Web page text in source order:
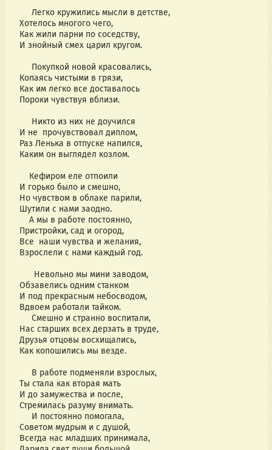
Легко кружились мысли в детстве,
Хотелось многого чего,
Как жили парни по соседству,
И знойный смех царил кругом.
Покупкой новой красовались,
Копаясь чистыми в грязи,
Как им легко все доставалось
Пороки чувствуя вблизи.
Никто из них не доучился
И не прочувствовал диплом,
Раз Ленька в отпуске напился,
Каким он выглядел козлом.
Кефиром еле отпоили
И горько было и смешно,
Но чувством в облаке парили,
Шутили с нами заодно.
А мы в работе постоянно,
Пристройки, сад и огород,
Все наши чувства и желания,
Взрослели с нами каждый год.
Невольно мы мини заводом,
Обзавелись одним станком
И под прекрасным небосводом,
Вдвоем работали тайком.
Смешно и странно воспитали,
Нас старших всех дерзать в труде,
Друзья отцовы восхищались,
Как копошились мы везде.
В работе подменяли взрослых,
Ты стала как вторая мать
И до замужества и после,
Стремилась разуму внимать.
И постоянно помогала,
Советом мудрым и с душой,
Всегда нас младших принимала,